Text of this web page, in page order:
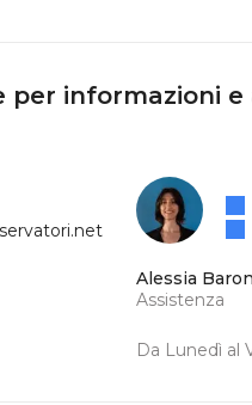
per informazioni e
Alessia
Assistenza
Da Lunedì al